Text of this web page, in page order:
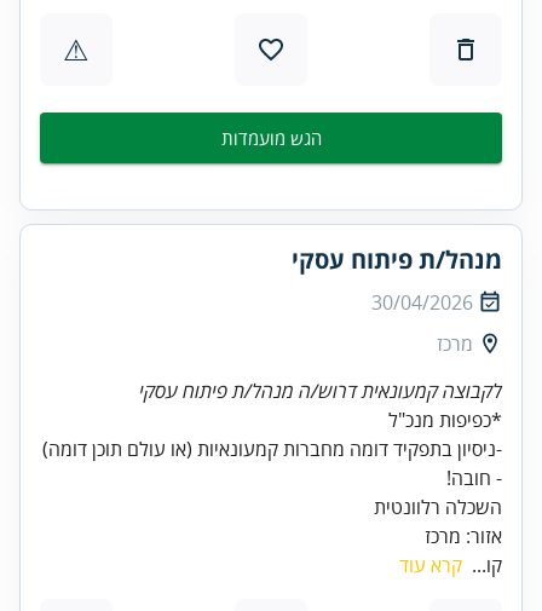
⚠
הגש מועמדות
מנהל/ת פיתוח עסקי
30/04/2026
מרכז
לקבוצה קמעונאית דרוש/ה מנהל/ת פיתוח עסקי
-ניסיון בתפקיד דומה מחברות קמעונאיות (או עולם תוכן דומה)
אזור: מרכז
קו... קרא עוד